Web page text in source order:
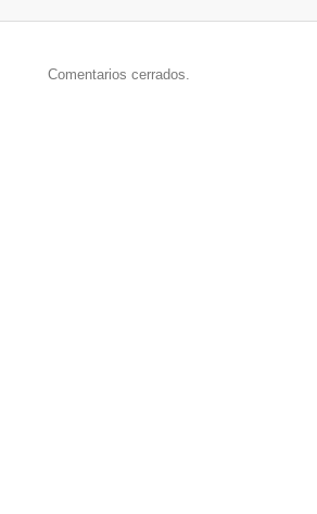
Comentarios cerrados.